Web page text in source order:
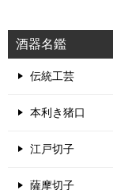
酒器名鑑
伝統工芸
本利き猪口
江戸切子
薩摩切子